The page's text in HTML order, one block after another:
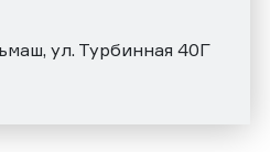
ул. Турбинная 40Г